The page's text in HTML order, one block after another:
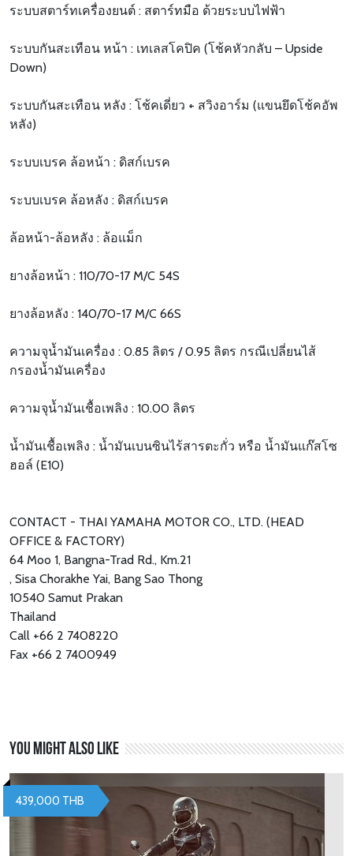
ระบบสตาร์ทเครื่องยนต์ : สตาร์ทมือ ด้วยระบบไฟฟ้า
ระบบกันสะเทือน หน้า : เทเลสโคปิค (โช้คหัวกลับ – Upside
Down)
ระบบกันสะเทือน หลัง : โช้คเดี่ยว + สวิงอาร์ม (แขนยึดโช้คอัพ
หลัง)
ระบบเบรค ล้อหน้า : ดิสก์เบรค
ระบบเบรค ล้อหลัง : ดิสก์เบรค
ล้อหน้า-ล้อหลัง : ล้อแม็ก
ยางล้อหน้า : 110/70-17 M/C 54S
ยางล้อหลัง : 140/70-17 M/C 66S
ความจุน้ำมันเครื่อง : 0.85 ลิตร / 0.95 ลิตร กรณีเปลี่ยนไส้
กรองน้ำมันเครื่อง
ความจุน้ำมันเชื้อเพลิง : 10.00 ลิตร
น้ำมันเชื้อเพลิง : น้ำมันเบนซินไร้สารตะกั่ว หรือ น้ำมันแก๊สโซ
ฮอล์ (E10)
CONTACT - THAI YAMAHA MOTOR CO., LTD. (HEAD
OFFICE & FACTORY)
64 Moo 1, Bangna-Trad Rd., Km.21
, Sisa Chorakhe Yai, Bang Sao Thong
10540 Samut Prakan
Thailand
Call +66 2 7408220
Fax +66 2 7400949
You might also like
439,000 THB